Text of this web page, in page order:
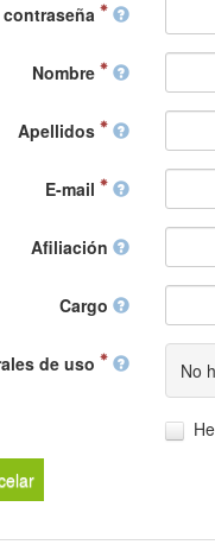
Nombre
Apellidos
E-mail
Afiliación
Cargo
de uso No